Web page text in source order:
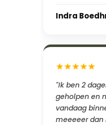
Indra
"Ik ben 2
geholpen en
vandaag
meeeeer dan